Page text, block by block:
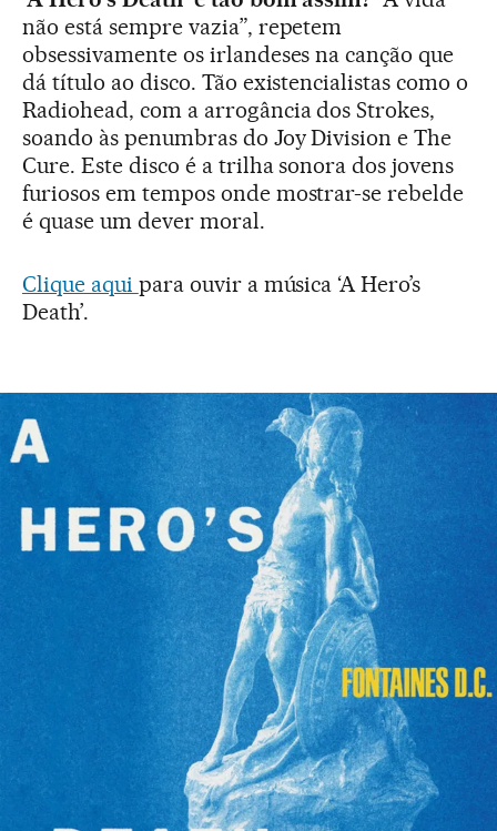
não está sempre vazia”, repetem
obsessivamente os irlandeses na canção que
dá título ao disco. Tão existencialistas como o
Radiohead, com a arrogância dos Strokes,
soando às penumbras do Joy Division e The
Cure. Este disco é a trilha sonora dos jovens
furiosos em tempos onde mostrar-se rebelde
é quase um dever moral.
Clique aqui para ouvir a música ‘A Hero’s
Death’.